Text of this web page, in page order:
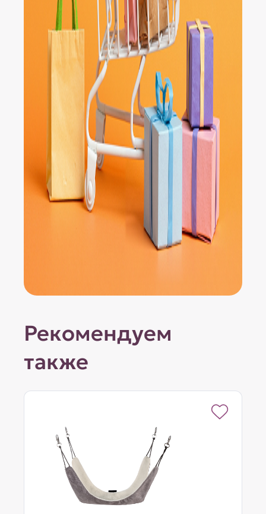
Рекомендуем
также